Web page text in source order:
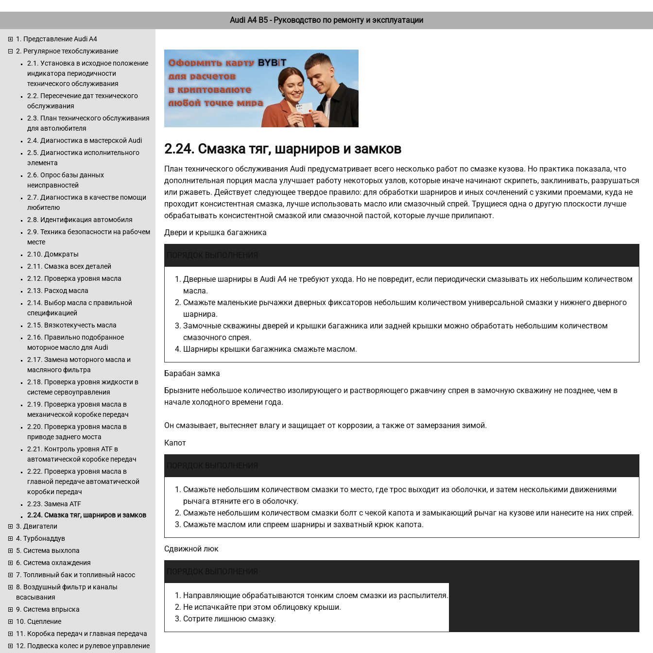
Audi A4 B5 - Руководство по ремонту и эксплуатации
1. Представление Audi A4
2. Регулярное техобслуживание
2.1. Установка в исходное положение
индикатора периодичности
технического обслуживания
2.2. Пересечение дат технического
обслуживания
2.3. План технического обслуживания
для автолюбителя
2.4. Диагностика в мастерской Audi
2.5. Диагностика исполнительного
элемента
2.6. Опрос базы данных
неисправностей
2.7. Диагностика в качестве помощи
любителю
2.8. Идентификация автомобиля
2.9. Техника безопасности на рабочем
месте
2.10. Домкраты
2.11. Смазка всех деталей
2.12. Проверка уровня масла
2.13. Расход масла
2.14. Выбор масла с правильной
спецификацией
2.15. Вязкотекучесть масла
2.16. Правильно подобранное
моторное масло для Audi
2.17. Замена моторного масла и
масляного фильтра
2.18. Проверка уровня жидкости в
системе сервоуправления
2.19. Проверка уровня масла в
механической коробке передач
2.20. Проверка уровня масла в
приводе заднего моста
2.21. Контроль уровня ATF в
автоматической коробке передач
2.22. Проверка уровня масла в
главной передаче автоматической
коробки передач
2.23. Замена ATF
2.24. Смазка тяг, шарниров и замков
3. Двигатели
4. Турбонаддув
5. Система выхлопа
6. Система охлаждения
7. Топливный бак и топливный насос
8. Воздушный фильтр и каналы
всасывания
9. Система впрыска
10. Сцепление
11. Коробка передач и главная передача
12. Подвеска колес и рулевое управление
2.24. Смазка тяг, шарниров и замков
План технического обслуживания Audi предусматривает всего несколько работ по смазке кузова. Но практика показала, что
дополнительная порция масла улучшает работу некоторых узлов, которые иначе начинают скрипеть, заклинивать, разрушаться
или ржаветь. Действует следующее твердое правило: для обработки шарниров и иных сочленений с узкими проемами, куда не
проходит консистентная смазка, лучше использовать масло или смазочный спрей. Трущиеся одна о другую плоскости лучше
обрабатывать консистентной смазкой или смазочной пастой, которые лучше прилипают.
Двери и крышка багажника
Дверные шарниры в Audi A4 не требуют ухода. Но не повредит, если периодически смазывать их небольшим количеством
масла.
Смажьте маленькие рычажки дверных фиксаторов небольшим количеством универсальной смазки у нижнего дверного
шарнира.
Замочные скважины дверей и крышки багажника или задней крышки можно обработать небольшим количеством
смазочного спрея.
Шарниры крышки багажника смажьте маслом.
Барабан замка
Брызните небольшое количество изолирующего и растворяющего ржавчину спрея в замочную скважину не позднее, чем в
начале холодного времени года.
Он смазывает, вытесняет влагу и защищает от коррозии, а также от замерзания зимой.
Капот
Смажьте небольшим количеством смазки то место, где трос выходит из оболочки, и затем несколькими движениями
рычага втяните его в оболочку.
Смажьте небольшим количеством смазки болт с чекой капота и замыкающий рычаг на кузове или нанесите на них спрей.
Смажьте маслом или спреем шарниры и захватный крюк капота.
Сдвижной люк
Направляющие обрабатываются тонким слоем смазки из распылителя.
Не испачкайте при этом облицовку крыши.
Сотрите лишнюю смазку.